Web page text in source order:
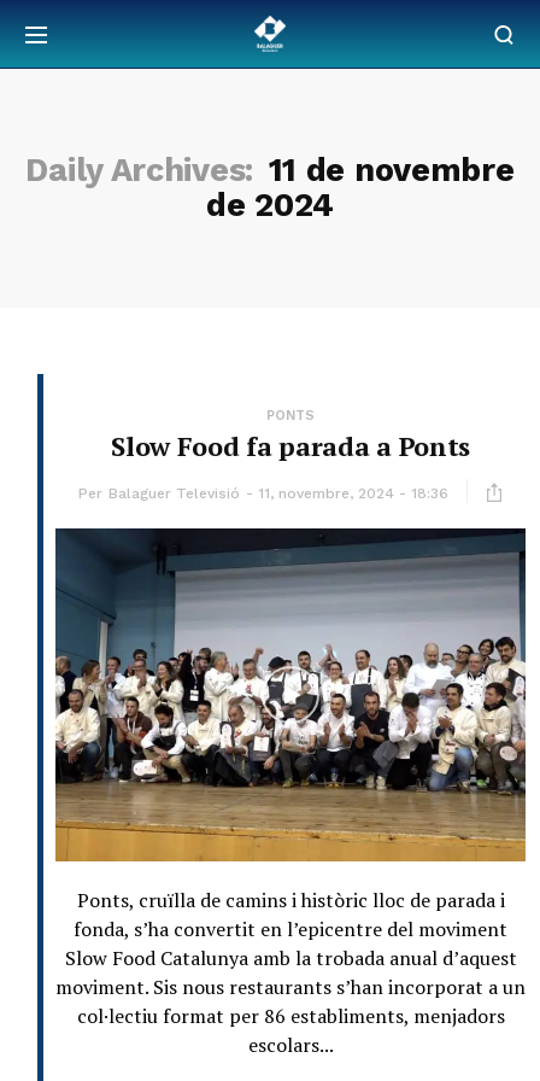
Daily Archives: 11 de novembre
de 2024
PONTS
Slow Food fa parada a Ponts
Per Balaguer Televisió 11, novembre, 2024 - 18:36
Ponts, cruïlla de camins i històric lloc de parada i
fonda, s’ha convertit en l’epicentre del moviment
Slow Food Catalunya amb la trobada anual d’aquest
moviment. Sis nous restaurants s’han incorporat a un
col·lectiu format per 86 establiments, menjadors
escolars...